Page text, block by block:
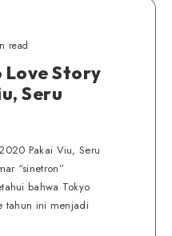
read
Love Story
Seru
Pakai Viu, Seru
“sinetron”
bahwa Tokyo
tahun ini menjadi